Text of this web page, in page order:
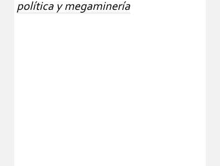
política y megaminería